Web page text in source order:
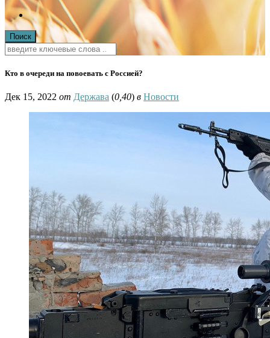
Кто в очереди на повоевать с Россией?
Дек 15, 2022 от Держава (0,40) в Новости